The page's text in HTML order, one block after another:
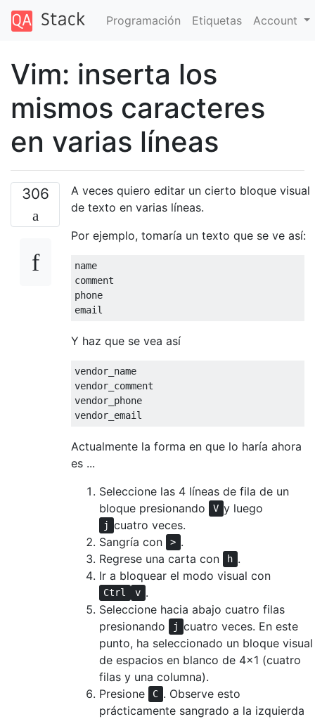
Programación Etiquetas Account
Vim: inserta los
mismos caracteres
en varias líneas
306
A veces quiero editar un cierto bloque visual
de texto en varias líneas.
Por ejemplo, tomaría un texto que se ve así:
name
comment
phone
Y haz que se vea así
vendor_name
vendor_comment
vendor_phone
Actualmente la forma en que lo haría ahora
es ...
Seleccione las 4 líneas de fila de un
bloque presionando
V y luego
j cuatro veces.
Sangría con
> .
Regrese una carta con
h .
Ir a bloquear el modo visual con
Ctrl v .
Seleccione hacia abajo cuatro filas
presionando
j cuatro veces. En este
punto, ha seleccionado un bloque visual
de espacios en blanco de 4x1 (cuatro
filas y una columna).
Presione
C . Observe esto
prácticamente sangrado a la izquierda